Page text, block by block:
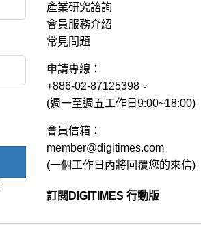
產業研究諮詢
會員服務介紹
常見問題
申請專線：
+886-02-87125398。
(週一至週五工作日9:00~18:00)
會員信箱：
member@digitimes.com
(一個工作日內將回覆您的來信)
訂閱DIGITIMES 行動版